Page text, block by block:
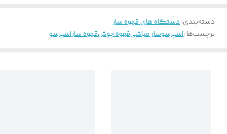
دسته‌بندی:دستگاه های قهوه ساز
برچسب‌ها :اسپرسوساز مباشیقهوه جوشقهوه سازاسپرسو